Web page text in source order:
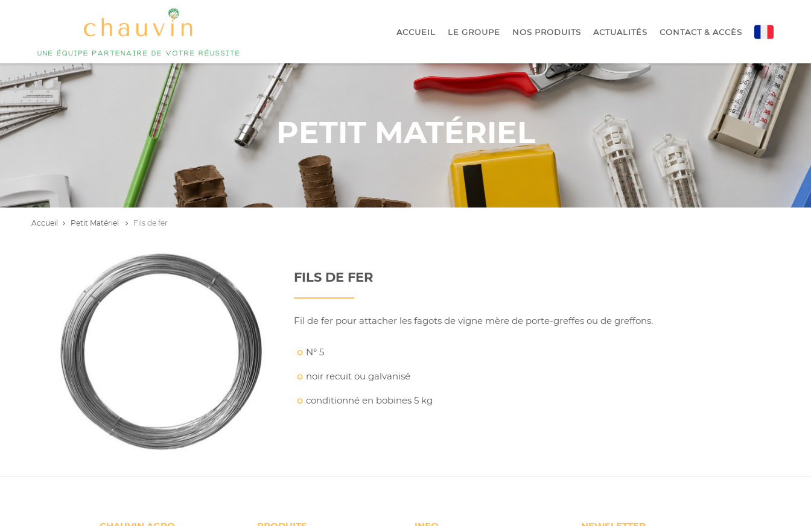
ACCUEIL LE GROUPE NOS PRODUITS ACTUALITÉS CONTACT & ACCÈS
PETIT MATÉRIEL
Accueil Petit Matériel Fils de fer
FILS DE FER
Fil de fer pour attacher les fagots de vigne mère de porte-greffes ou de greffons.
N° 5
noir recuit ou galvanisé
conditionné en bobines 5 kg